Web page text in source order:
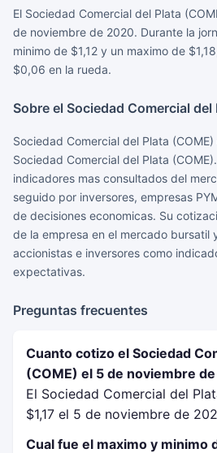
El Sociedad Comercial del Plata
de noviembre de 2020. Durante la
minimo de $1,12 y un maximo de
$0,06 en la rueda.
Sobre el Sociedad Comercial del
Sociedad Comercial del Plata
Sociedad Comercial del Plata
indicadores mas consultados del
seguido por inversores, empresas
de decisiones economicas. Su
de la empresa en el mercado bursatil
accionistas e inversores como
expectativas.
Preguntas frecuentes
Cuanto cotizo el Sociedad
(COME) el 5 de noviembre
El Sociedad Comercial del
$1,17 el 5 de noviembre de
Cual fue el maximo y minimo